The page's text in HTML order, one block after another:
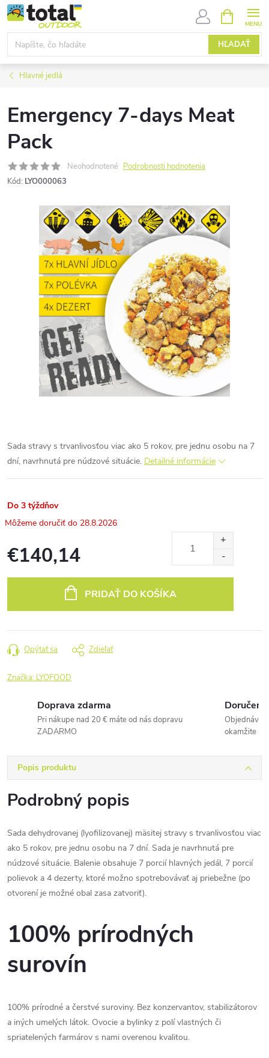
Prejsť
na
obsah
HĽADAŤ
KOŠÍK
Hlavné jedlá
Emergency 7-days Meat
Pack
Neohodnotené Podrobnosti hodnotenia
Kód: LYO000063
Sada stravy s trvanlivosťou viac ako 5 rokov, pre jednu osobu na 7
dní, navrhnutá pre núdzové situácie. Detailné informácie
Do 3 týždňov
28.8.2026
€140,14
PRIDAŤ DO KOŠÍKA
Opýtať sa Zdieľať
Značka: LYOFOOD
Doprava zdarma
Pri nákupe nad 20 € máte od nás dopravu
ZADARMO
okamžite
Popis produktu
Podrobný popis
Sada dehydrovanej (lyofilizovanej) mäsitej stravy s trvanlivosťou viac
ako 5 rokov, pre jednu osobu na 7 dní. Sada je navrhnutá pre
núdzové situácie. Balenie obsahuje 7 porcií hlavných jedál, 7 porcií
polievok a 4 dezerty, ktoré možno spotrebovávať aj priebežne (po
otvorení je možné obal zasa zatvoriť).
100% prírodných
surovín
100% prírodné a čerstvé suroviny. Bez konzervantov, stabilizátorov
a iných umelých látok. Ovocie a bylinky z polí vlastných či
spriatelených farmárov s nami overenou kvalitou.